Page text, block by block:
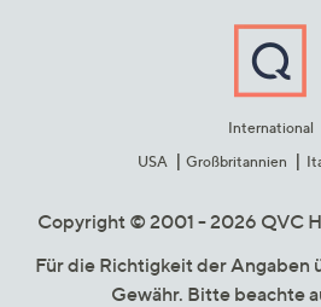
International
USA
Großbritannien
Copyright © 2001 - 2026 QVC
Für die Richtigkeit der Angaben
Gewähr. Bitte beachte